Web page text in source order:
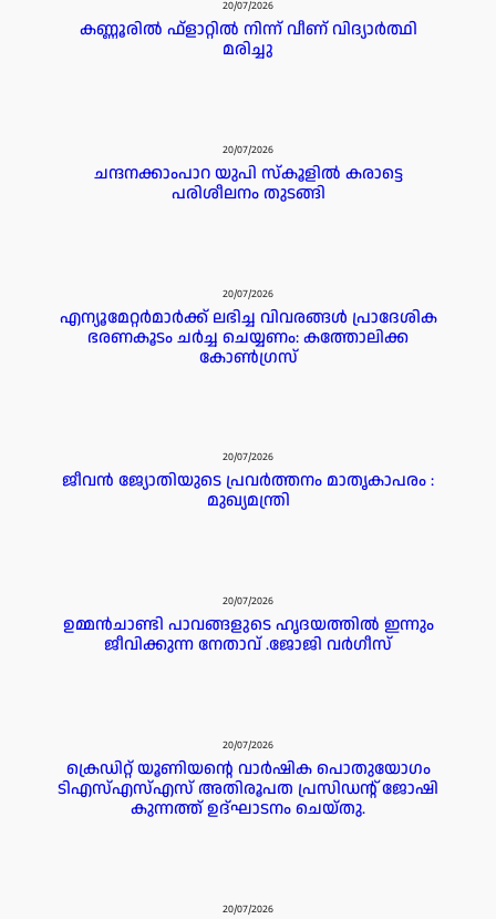
20/07/2026
കണ്ണൂരില്‍ ഫ്ളാറ്റില്‍ നിന്ന് വീണ് വിദ്യാര്‍ത്ഥി
മരിച്ചു
20/07/2026
ചന്ദനക്കാംപാറ യുപി സ്‌കൂളിൽ കരാട്ടെ
പരിശീലനം തുടങ്ങി
20/07/2026
എന്യൂമേറ്റർമാർക്ക് ലഭിച്ച വിവരങ്ങൾ പ്രാദേശിക
ഭരണകൂടം ചർച്ച ചെയ്യണം: കത്തോലിക്ക
കോൺഗ്രസ്
20/07/2026
ജീവൻ ജ്യോതിയുടെ പ്രവർത്തനം മാതൃകാപരം :
മുഖ്യമന്ത്രി
20/07/2026
ഉമ്മൻചാണ്ടി പാവങ്ങളുടെ ഹൃദയത്തിൽ ഇന്നും
ജീവിക്കുന്ന നേതാവ് .ജോജി വർഗീസ്
20/07/2026
ക്രെഡിറ്റ് യൂണിയന്റെ വാർഷിക പൊതുയോഗം
ടിഎസ്എസ്എസ് അതിരൂപത പ്രസിഡൻ്റ് ജോഷി
കുന്നത്ത് ഉദ്ഘാടനം ചെയ്തു.
20/07/2026